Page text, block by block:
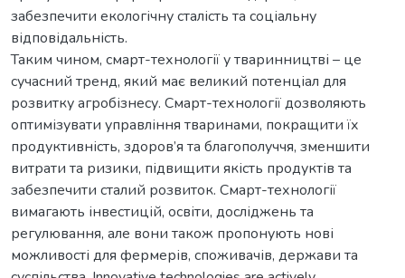
забезпечити екологічну сталість та соціальну
відповідальність.
Таким чином, смарт-технології у тваринництві – це
сучасний тренд, який має великий потенціал для
розвитку агробізнесу. Смарт-технології дозволяють
оптимізувати управління тваринами, покращити їх
продуктивність, здоров’я та благополуччя, зменшити
витрати та ризики, підвищити якість продуктів та
забезпечити сталий розвиток. Смарт-технології
вимагають інвестицій, освіти, досліджень та
регулювання, але вони також пропонують нові
можливості для фермерів, споживачів, держави та